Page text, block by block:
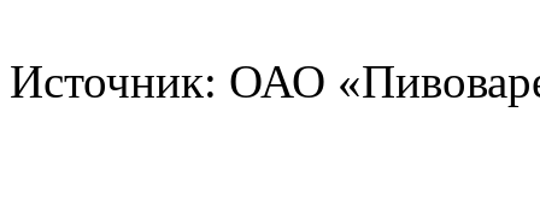
Источник: ОАО